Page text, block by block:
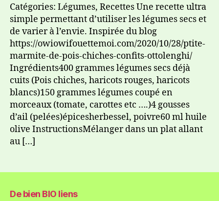
Catégories: Légumes, Recettes Une recette ultra
simple permettant d’utiliser les légumes secs et
de varier à l’envie. Inspirée du blog
https://owiowifouettemoi.com/2020/10/28/ptite-
marmite-de-pois-chiches-confits-ottolenghi/
Ingrédients400 grammes légumes secs déjà
cuits (Pois chiches, haricots rouges, haricots
blancs)150 grammes légumes coupé en
morceaux (tomate, carottes etc ….)4 gousses
d’ail (pelées)épicesherbessel, poivre60 ml huile
olive InstructionsMélanger dans un plat allant
au […]
De bien BIO liens